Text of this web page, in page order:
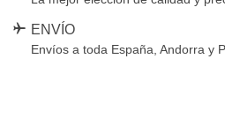
ENVÍO
Envíos a toda España, Andorra y